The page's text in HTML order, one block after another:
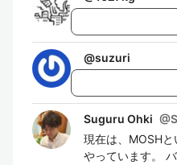
@suzuri
Suguru Ohki @
現在は、MOSH
やっています。